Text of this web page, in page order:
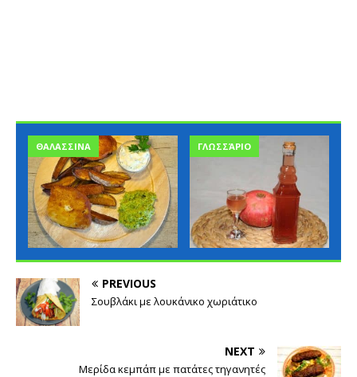
ΓΛΩΣΣΆΡΙΟ ΓΛΩΣΣΆΡΙΟ
PREVIOUS
Σουβλάκι με λουκάνικο χωριάτικο
NEXT
Μερίδα κεμπάπ με πατάτες τηγανητές